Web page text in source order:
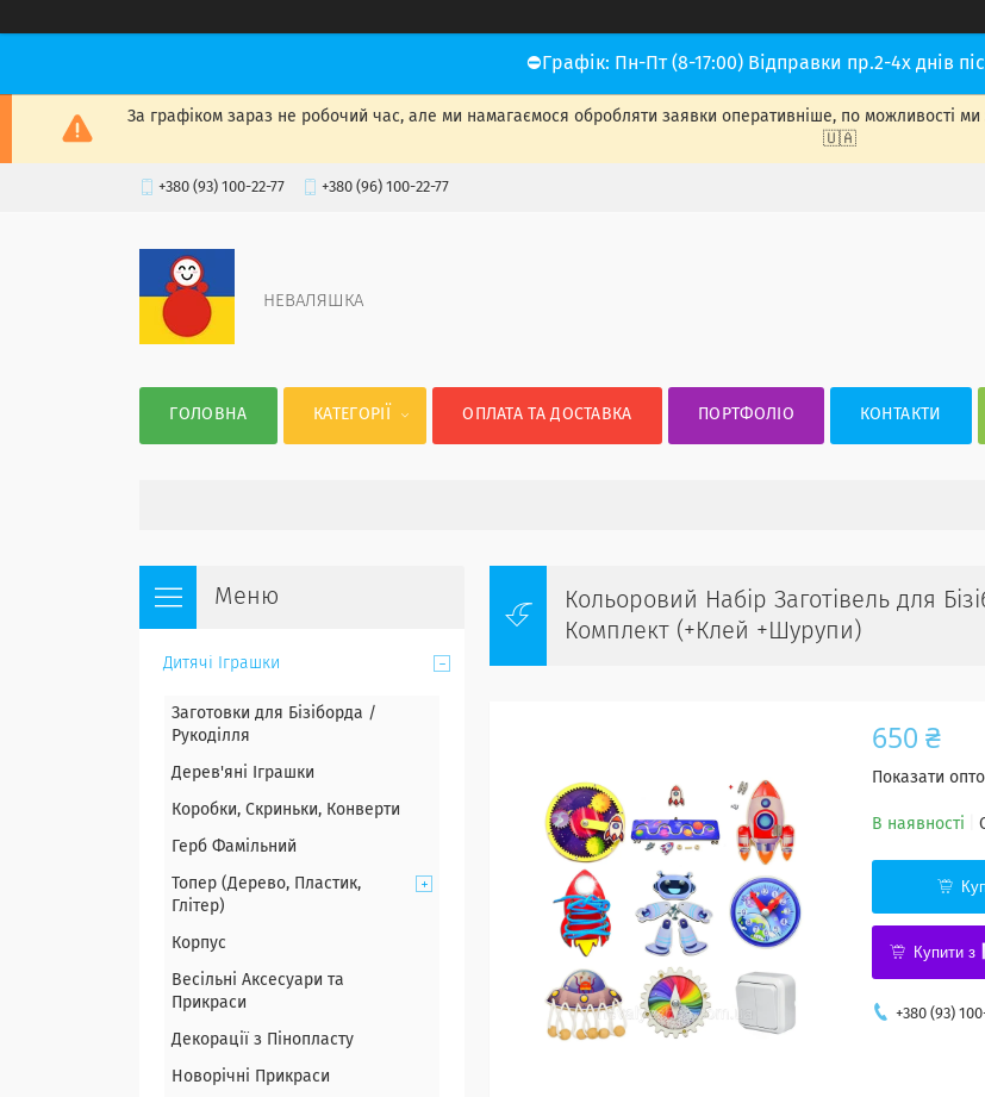
⛔Графік: Пн-Пт (8-17:00) Відправки пр.2-4х днів
За графіком зараз не робочий час, але ми намагаємося обробляти заявки оперативніше, по можливості
🇺🇦
+380 (93) 100-22-77 +380 (96) 100-22-77
НЕВАЛЯШКА
ГОЛОВНА КАТЕГОРІЇ ОПЛАТА ТА ДОСТАВКА ПОРТФОЛІО КОНТАКТИ
Кольоровий Набір Заготівель для
Комплект (+Клей +Шурупи)
650 ₴
Показати
В наявності
Купити з
+380 (93)
Дитячі Іграшки
Заготовки для Бізіборда /
Рукоділля
Дерев'яні Іграшки
Коробки, Скриньки, Конверти
Герб Фамільний
Топер (Дерево, Пластик,
Глітер)
Корпус
Весільні Аксесуари та
Прикраси
Декорації з Пінопласту
Новорічні Прикраси